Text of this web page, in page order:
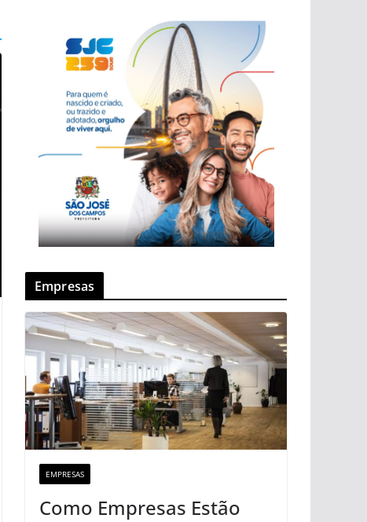
Empresas
EMPRESAS
Como Empresas Estão